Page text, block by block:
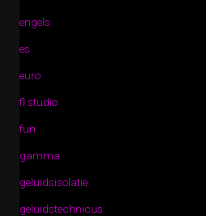
engels
es
euro
fl studio
fun
gamma
geluidsisolatie
geluidstechnicus